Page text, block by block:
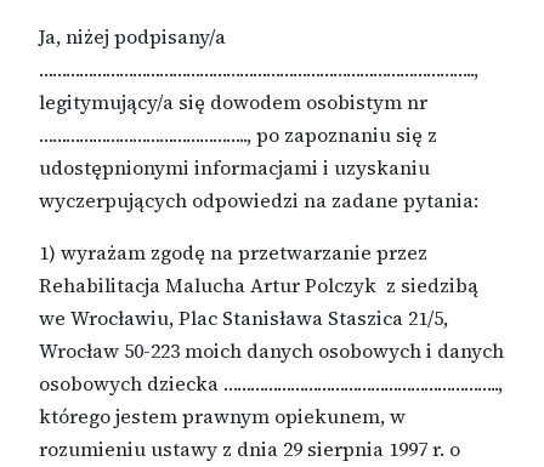
Ja, niżej podpisany/a
……………………………………………………………………………………..,
legitymujący/a się dowodem osobistym nr
……………………………………….., po zapoznaniu się z
udostępnionymi informacjami i uzyskaniu
wyczerpujących odpowiedzi na zadane pytania:
1) wyrażam zgodę na przetwarzanie przez
Rehabilitacja Malucha Artur Polczyk z siedzibą
we Wrocławiu, Plac Stanisława Staszica 21/5,
Wrocław 50-223 moich danych osobowych i danych
osobowych dziecka ……………………………………………………..,
którego jestem prawnym opiekunem, w
rozumieniu ustawy z dnia 29 sierpnia 1997 r. o